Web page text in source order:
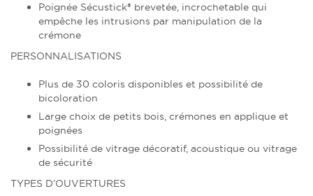
Poignée Sécustick® brevetée, incrochetable qui
empêche les intrusions par manipulation de la
crémone
PERSONNALISATIONS
Plus de 30 coloris disponibles et possibilité de
bicoloration
Large choix de petits bois, crémones en applique et
poignées
Possibilité de vitrage décoratif, acoustique ou vitrage
de sécurité
TYPES D’OUVERTURES